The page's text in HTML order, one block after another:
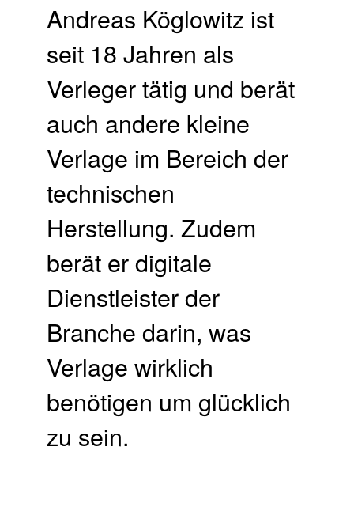
Andreas Köglowitz ist
seit 18 Jahren als
Verleger tätig und berät
auch andere kleine
Verlage im Bereich der
technischen
Herstellung. Zudem
berät er digitale
Dienstleister der
Branche darin, was
Verlage wirklich
benötigen um glücklich
zu sein.